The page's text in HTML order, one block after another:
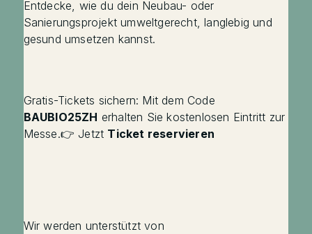
Entdecke, wie du dein Neubau- oder
Sanierungsprojekt umweltgerecht, langlebig und
gesund umsetzen kannst.
Gratis-Tickets sichern: Mit dem Code
BAUBIO25ZH erhalten Sie kostenlosen Eintritt zur
Messe.👉 Jetzt Ticket reservieren
Wir werden unterstützt von